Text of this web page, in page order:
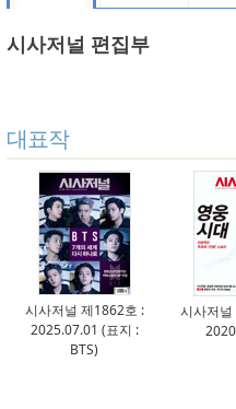
시사저널 편집부
대표작
시사저널 제1862호 :
2025.07.01 (표지 :
BTS)
시사저